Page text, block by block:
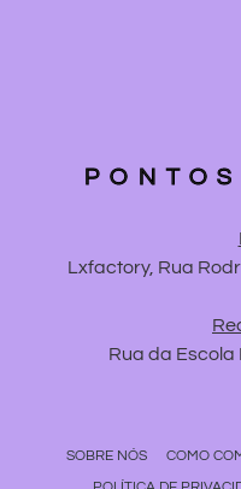
Lxfactory, Rua
Rua da Escola
SOBRE NÓS COMO